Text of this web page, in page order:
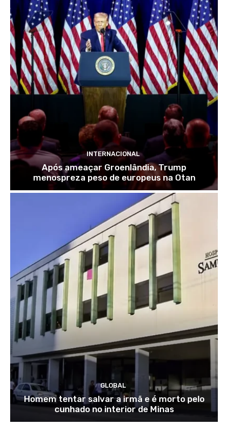
INTERNACIONAL
Após ameaçar Groenlândia, Trump
menospreza peso de europeus na Otan
GLOBAL
Homem tentar salvar a irmã e é morto pelo
cunhado no interior de Minas